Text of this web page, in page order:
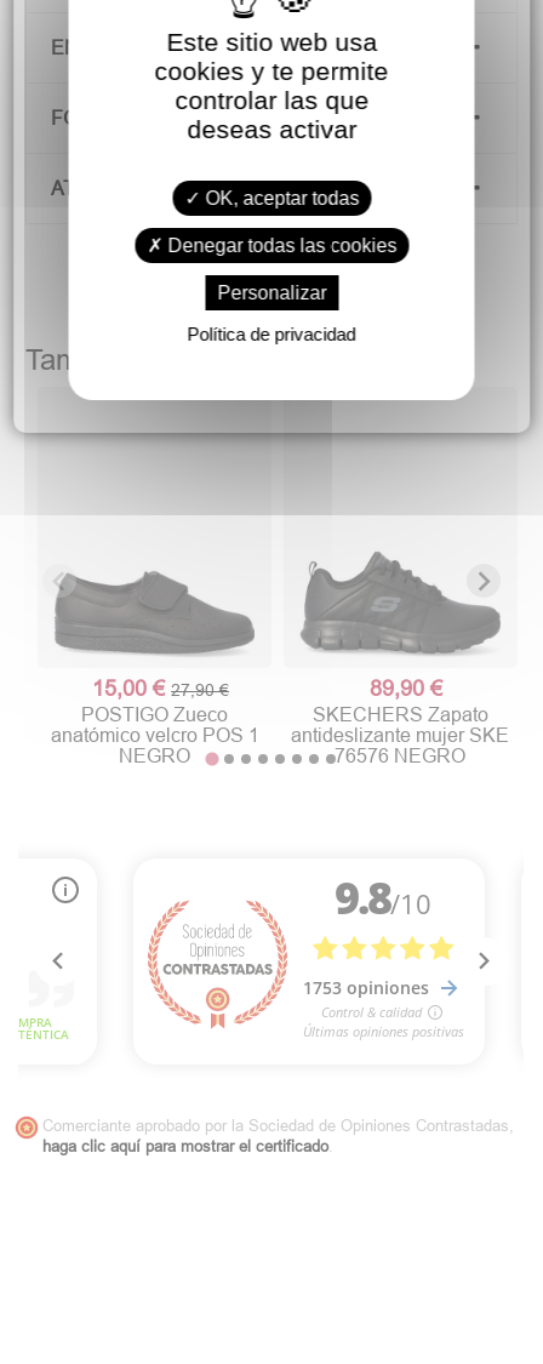
ENVÍOS Y DEVOLUCIONES
FORMAS DE PAGO
ATENCIÓN AL CLIENTE
También podría gustarte
15,00 €27,90 €
POSTIGO Zueco
anatómico velcro POS 1
NEGRO
89,90 €
SKECHERS Zapato
antideslizante mujer SKE
76576 NEGRO
Comerciante aprobado por la Sociedad de Opiniones Contrastadas,
haga clic aquí para mostrar el certificado.
Este sitio web usa
cookies y te permite
controlar las que
deseas activar
OK, aceptar todas
Denegar todas las cookies
Personalizar
Política de privacidad